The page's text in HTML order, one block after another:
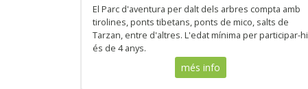
El Parc d'aventura per dalt dels arbres compta amb
tirolines, ponts tibetans, ponts de mico, salts de
Tarzan, entre d'altres. L'edat mínima per participar-hi
és de 4 anys.
més info